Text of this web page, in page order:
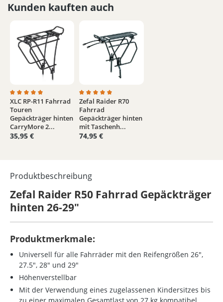
Kunden kauften auch
Durchschnittliche Bewertung von 5 von 5 Sternen
XLC RP-R11 Fahrrad
Touren
Gepäckträger hinten
CarryMore 2...
35,95 €
Durchschnittliche Bewertung von 5 von 5
Zefal Raider R70
Fahrrad
Gepäckträger hinten
mit Taschenh...
74,95 €
Produktbeschreibung
Zefal Raider R50 Fahrrad Gepäckträger
hinten 26-29"
Produktmerkmale:
Universell für alle Fahrräder mit den Reifengrößen 26",
27.5", 28" und 29"
Höhenverstellbar
Mit der Verwendung eines zugelassenen Kindersitzes bis